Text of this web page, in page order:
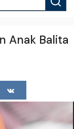
Anak Balita